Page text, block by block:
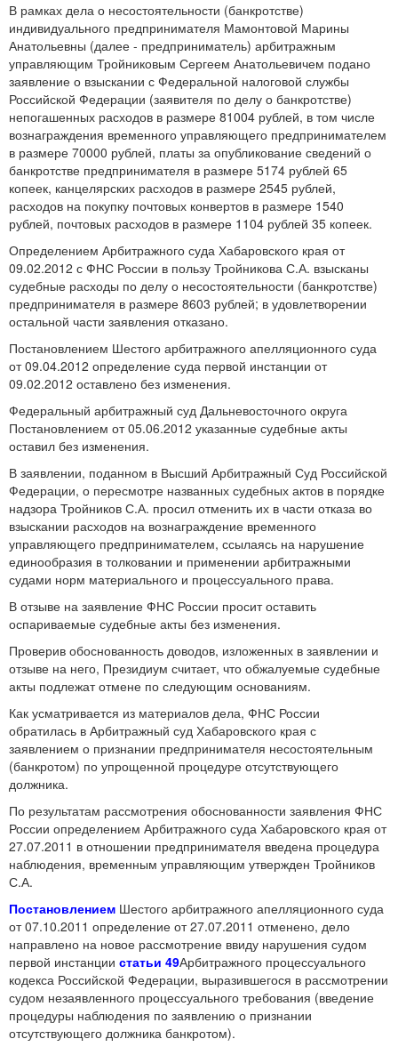
В рамках дела о несостоятельности (банкротстве)
индивидуального предпринимателя Мамонтовой Марины
Анатольевны (далее - предприниматель) арбитражным
управляющим Тройниковым Сергеем Анатольевичем подано
заявление о взыскании с Федеральной налоговой службы
Российской Федерации (заявителя по делу о банкротстве)
непогашенных расходов в размере 81004 рублей, в том числе
вознаграждения временного управляющего предпринимателем
в размере 70000 рублей, платы за опубликование сведений о
банкротстве предпринимателя в размере 5174 рублей 65
копеек, канцелярских расходов в размере 2545 рублей,
расходов на покупку почтовых конвертов в размере 1540
рублей, почтовых расходов в размере 1104 рублей 35 копеек.
Определением Арбитражного суда Хабаровского края от
09.02.2012 с ФНС России в пользу Тройникова С.А. взысканы
судебные расходы по делу о несостоятельности (банкротстве)
предпринимателя в размере 8603 рублей; в удовлетворении
остальной части заявления отказано.
Постановлением Шестого арбитражного апелляционного суда
от 09.04.2012 определение суда первой инстанции от
09.02.2012 оставлено без изменения.
Федеральный арбитражный суд Дальневосточного округа
Постановлением от 05.06.2012 указанные судебные акты
оставил без изменения.
В заявлении, поданном в Высший Арбитражный Суд Российской
Федерации, о пересмотре названных судебных актов в порядке
надзора Тройников С.А. просил отменить их в части отказа во
взыскании расходов на вознаграждение временного
управляющего предпринимателем, ссылаясь на нарушение
единообразия в толковании и применении арбитражными
судами норм материального и процессуального права.
В отзыве на заявление ФНС России просит оставить
оспариваемые судебные акты без изменения.
Проверив обоснованность доводов, изложенных в заявлении и
отзыве на него, Президиум считает, что обжалуемые судебные
акты подлежат отмене по следующим основаниям.
Как усматривается из материалов дела, ФНС России
обратилась в Арбитражный суд Хабаровского края с
заявлением о признании предпринимателя несостоятельным
(банкротом) по упрощенной процедуре отсутствующего
должника.
По результатам рассмотрения обоснованности заявления ФНС
России определением Арбитражного суда Хабаровского края от
27.07.2011 в отношении предпринимателя введена процедура
наблюдения, временным управляющим утвержден Тройников
С.А.
Постановлением Шестого арбитражного апелляционного суда
от 07.10.2011 определение от 27.07.2011 отменено, дело
направлено на новое рассмотрение ввиду нарушения судом
первой инстанции статьи 49Арбитражного процессуального
кодекса Российской Федерации, выразившегося в рассмотрении
судом незаявленного процессуального требования (введение
процедуры наблюдения по заявлению о признании
отсутствующего должника банкротом).